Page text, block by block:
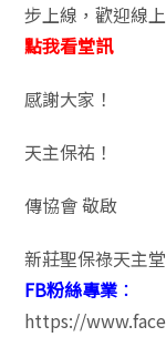
步上線，歡迎線
點我看堂訊
感謝大家！
天主保祐！
傳協會 敬啟
新莊聖保祿天主堂
FB粉絲專業 ：
https://